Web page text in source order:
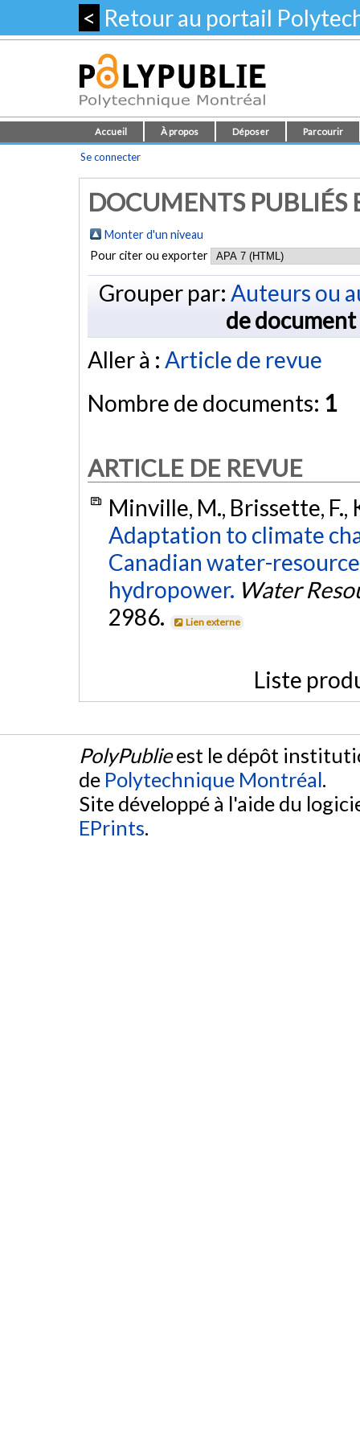
< Retour au portail
Accueil À propos Déposer Parcourir
Se connecter
DOCUMENTS PUBLIÉS
Monter d'un niveau
Pour citer ou exporter
Grouper par: Auteurs ou
de document
Aller à : Article de revue
Nombre de documents: 1
ARTICLE DE REVUE
Minville, M., Brissette, F.,
Adaptation to climate
Canadian water-
hydropower. Water
2986.
Lien externe
Liste
PolyPublieest le dépôt
de Polytechnique Montréal.
Site développé à l'aide du
EPrints.